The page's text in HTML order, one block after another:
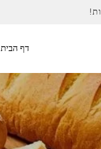
דף הבית